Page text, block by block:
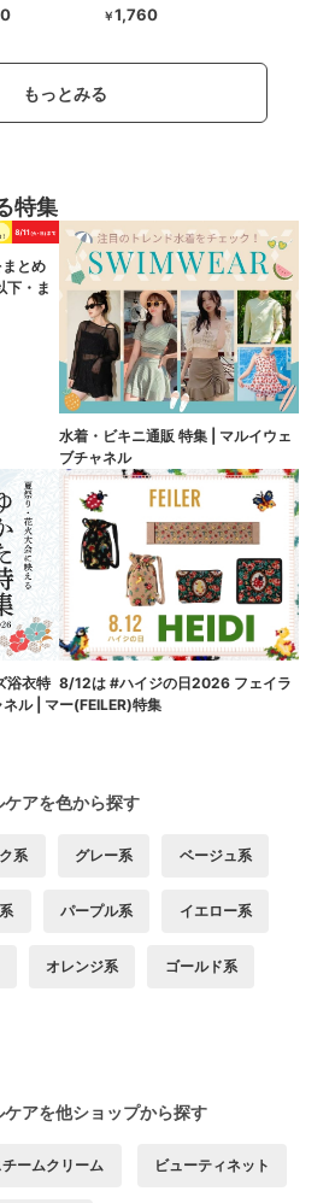
￥1,760
もっとみる
特集
とめ
下・ま
水着・ビキニ通販 特集 | マルイウェ
ブチャネル
浴衣特
ル | マ
8/12は #ハイジの日2026 フェイラ
ー(FEILER)特集
アを色から探す
系 グレー系 ベージュ系
パープル系 イエロー系
オレンジ系 ゴールド系
アを他ショップから探す
チームクリーム ビューティネット